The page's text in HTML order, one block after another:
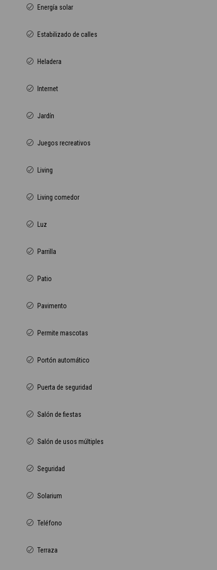
Energía solar
Estabilizado de calles
Heladera
Internet
Jardín
Juegos recreativos
Living
Living comedor
Luz
Parrilla
Patio
Pavimento
Permite mascotas
Portón automático
Puerta de seguridad
Salón de fiestas
Salón de usos múltiples
Seguridad
Solarium
Teléfono
Terraza